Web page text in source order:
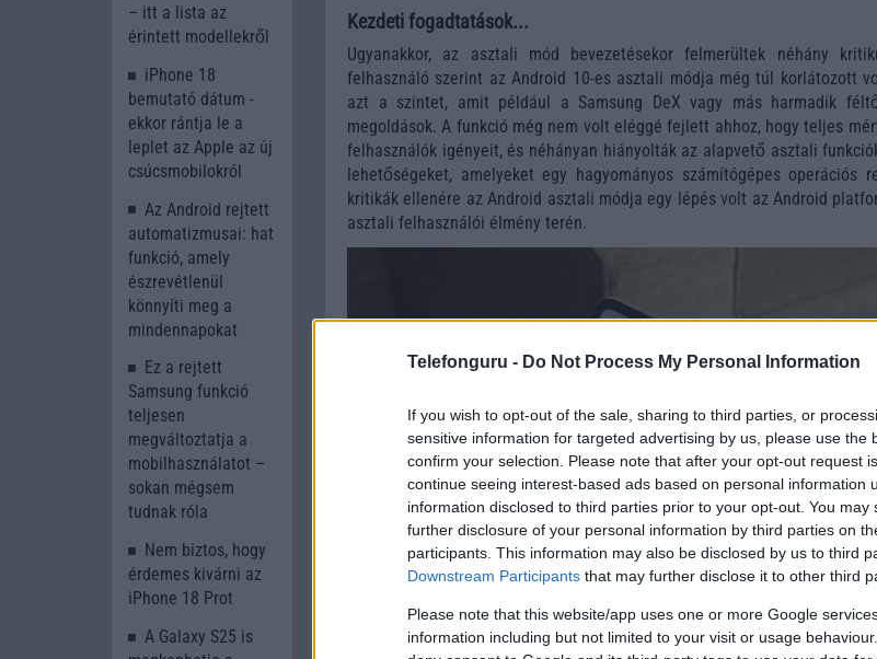
Telefonguru - Do Not Process My Personal Information
If you wish to opt-out of the sale, sharing to third parties, or
sensitive information for targeted advertising by us, please use the
confirm your selection. Please note that after your opt-out request
continue seeing interest-based ads based on personal information
information disclosed to third parties prior to your opt-out. You
further disclosure of your personal information by third parties on
participants. This information may also be disclosed by us to third
Downstream Participants that may further disclose it to other third
Please note that this website/app uses one or more Google
information including but not limited to your visit or usage
Kezdeti fogadtatások...
Ugyanakkor, az asztali mód bevezetésekor felmerültek néhány
felhasználó szerint az Android 10-es asztali módja még túl korlátozott
azt a szintet, amit például a Samsung DeX vagy más harmadik
megoldások. A funkció még nem volt eléggé fejlett ahhoz, hogy teljes
felhasználók igényeit, és néhányan hiányolták az alapvető asztali
lehetőségeket, amelyeket egy hagyományos számítógépes operációs
kritikák ellenére az Android asztali módja egy lépés volt az Android
asztali felhasználói élmény terén.
– itt a lista az
érintett modellekről
iPhone 18
bemutató dátum -
ekkor rántja le a
leplet az Apple az új
csúcsmobilokról
Az Android rejtett
automatizmusai: hat
funkció, amely
észrevétlenül
könnyíti meg a
mindennapokat
Ez a rejtett
Samsung funkció
teljesen
megváltoztatja a
mobilhasználatot –
sokan mégsem
tudnak róla
Nem biztos, hogy
érdemes kivárni az
iPhone 18 Prot
A Galaxy S25 is